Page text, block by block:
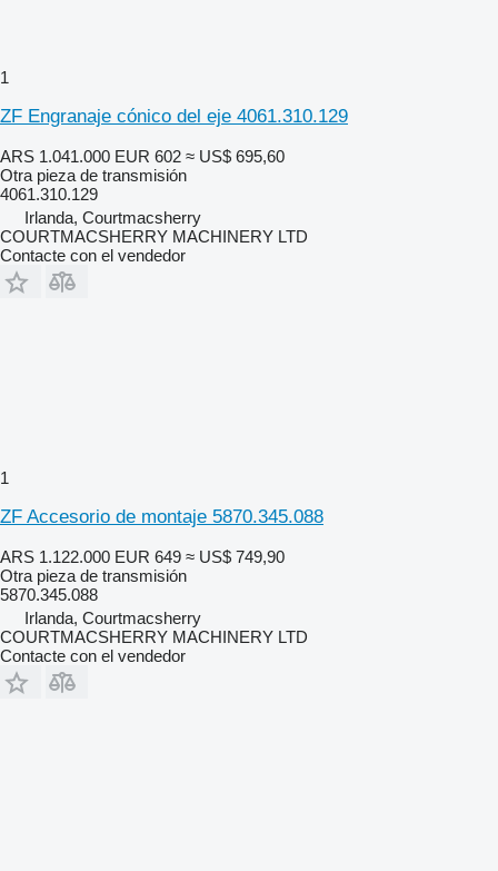
1
ZF Engranaje cónico del eje 4061.310.129
ARS 1.041.000 EUR 602 ≈ US$ 695,60
Otra pieza de transmisión
4061.310.129
Irlanda, Courtmacsherry
COURTMACSHERRY MACHINERY LTD
Contacte con el vendedor
1
ZF Accesorio de montaje 5870.345.088
ARS 1.122.000 EUR 649 ≈ US$ 749,90
Otra pieza de transmisión
5870.345.088
Irlanda, Courtmacsherry
COURTMACSHERRY MACHINERY LTD
Contacte con el vendedor